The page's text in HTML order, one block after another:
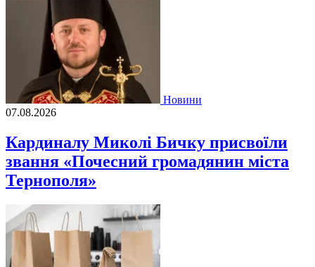
Новини
07.08.2026
Кардиналу Миколі Бичку присвоїли
звання «Почесний громадянин міста
Тернополя»